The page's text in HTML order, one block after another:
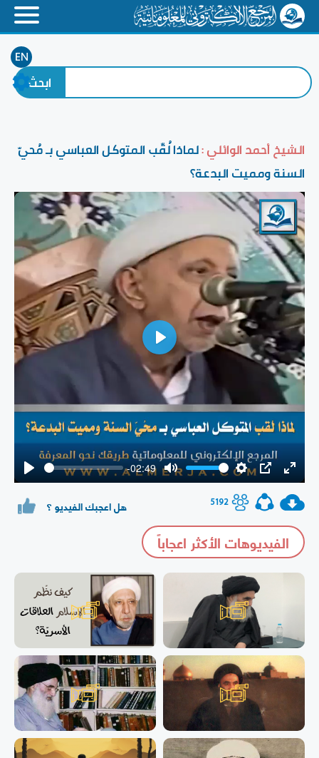
EN
الشيخ أحمد الوائلي :لماذا لُقّب المتوكل العباسي بـ مُحيّ
السنة ومميت البدعة؟
Play
-02:49
Mute
Settings
PIP Enter
Play
5192 هل اعجبك الفيديو ؟
الفيديوهات الأكثر اعجاباً